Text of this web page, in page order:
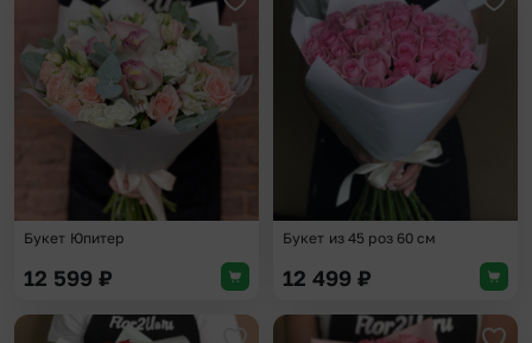
Добавить в избранное
Букет Юпитер
12 599 ₽
Букет из 45 роз 60 см
12 499 ₽